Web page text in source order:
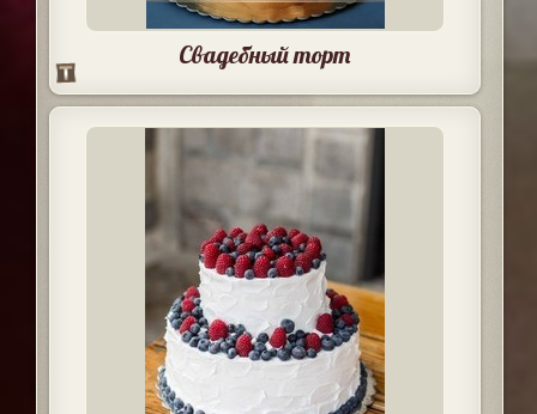
Свадебный торт